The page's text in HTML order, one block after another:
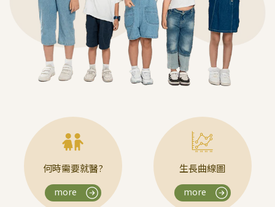
何時需要就醫?
more
生長曲線圖
more